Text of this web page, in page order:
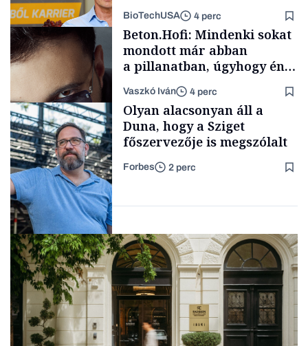
Politika
Content Lab HUB
BioTechUSA 4 perc
Forbes-sztori
Beton.Hofi: Mindenki sokat
mondott már abban
a pillanatban, úgyhogy én
a legsarkosabb
gondolataimat akartam
kimondani
Vaszkó Iván 4 perc
Társadalom
Olyan alacsonyan áll a
Duna, hogy a Sziget
főszervezője is megszólalt
Forbes 2 perc